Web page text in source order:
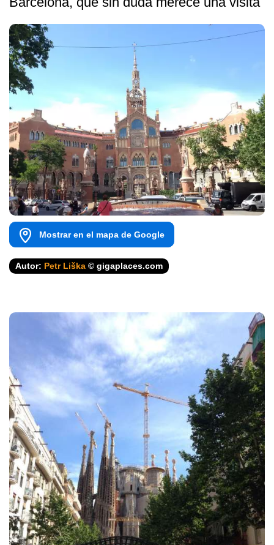
Mostrar en el mapa de Google
Autor: Petr Liška © gigaplaces.com